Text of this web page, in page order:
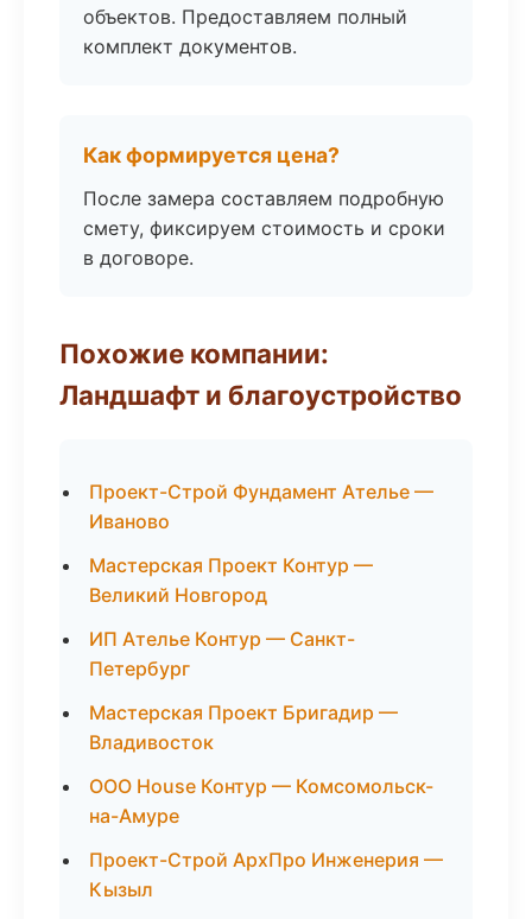
объектов. Предоставляем полный
комплект документов.
Как формируется цена?
После замера составляем подробную
смету, фиксируем стоимость и сроки
в договоре.
Похожие компании:
Ландшафт и благоустройство
Проект-Строй Фундамент Ателье —
Иваново
Мастерская Проект Контур —
Великий Новгород
ИП Ателье Контур — Санкт-
Петербург
Мастерская Проект Бригадир —
Владивосток
ООО House Контур — Комсомольск-
на-Амуре
Проект-Строй АрхПро Инженерия —
Кызыл